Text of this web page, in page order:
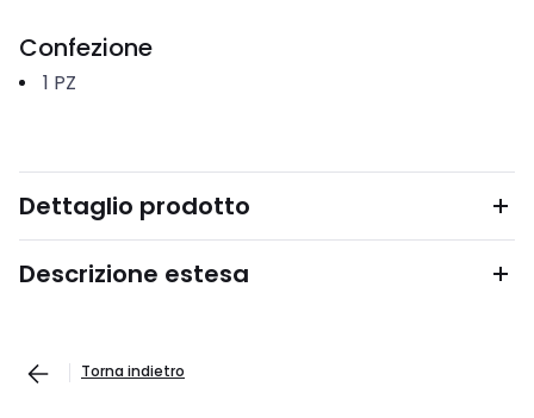
Confezione
1 PZ
Dettaglio prodotto
Descrizione estesa
Torna indietro